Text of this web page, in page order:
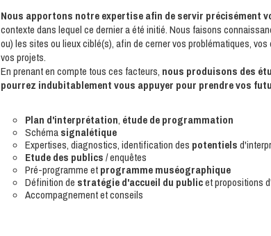
Nous apportons notre expertise afin de servir précisément
contexte dans lequel ce dernier a été initié. Nous faisons
ou) les sites ou lieux ciblé(s), afin de cerner vos problématiques,
vos projets.
En prenant en compte tous ces facteurs, nous produisons des
pourrez indubitablement vous appuyer pour prendre vos
Plan d'interprétation, étude de programmation
Schémasignalétique
Expertises, diagnostics, identification des potentiels
Etude des publics/ enquêtes
Pré-programme etprogramme muséographique
Définition de stratégie d'accueil du publicet propositions
Accompagnement et conseils